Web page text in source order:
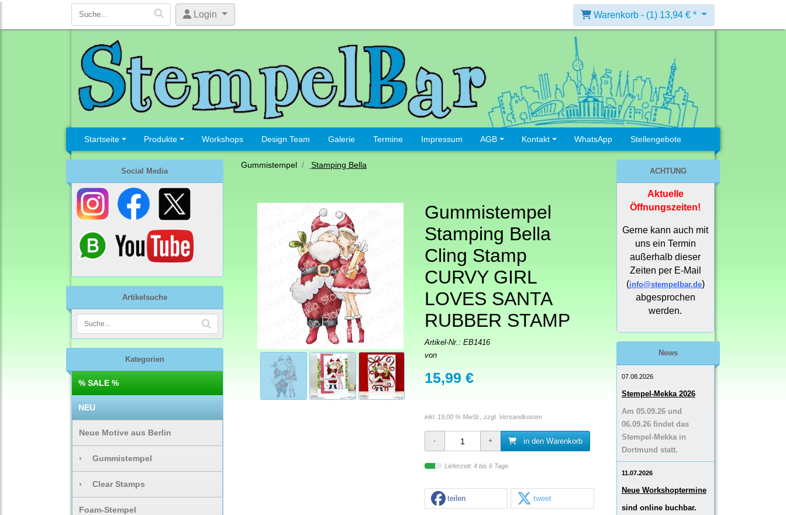
Login Warenkorb - (1) 13,94 € *
Startseite Produkte Workshops Design Team Galerie Termine Impressum AGB Kontakt WhatsApp Stellengebote
Social Media
Artikelsuche
Kategorien
% SALE %
NEU
Neue Motive aus Berlin
› Gummistempel
› Clear Stamps
Foam-Stempel
Gummistempel Stamping Bella
Gummistempel
Stamping Bella
Cling Stamp
CURVY GIRL
LOVES SANTA
RUBBER STAMP
Artikel-Nr.: EB1416
von
15,99 €
inkl. 19,00 % MwSt., zzgl. Versandkosten
in den Warenkorb
Lieferzeit: 4 bis 6 Tage
teilen tweet
ACHTUNG
Aktuelle
Öffnungszeiten!
Gerne kann auch mit
uns ein Termin
außerhalb dieser
Zeiten per E-Mail
(info@stempelbar.de)
abgesprochen
werden.
News
07.08.2026
Stempel-Mekka 2026
Am 05.09.26 und
06.09.26 findet das
Stempel-Mekka in
Dortmund statt.
11.07.2026
Neue Workshoptermine
sind online buchbar.